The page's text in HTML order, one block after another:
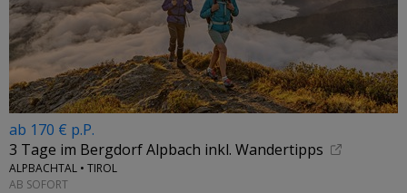
ab 170 € p.P.
3 Tage im Bergdorf Alpbach inkl. Wandertipps
ALPBACHTAL • TIROL
AB SOFORT